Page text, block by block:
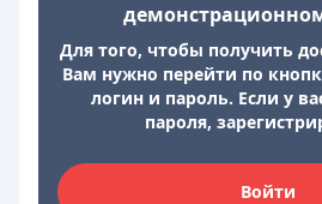
Для того, чтобы получить
Вам нужно перейти по
логин и пароль. Если у
пароля,
Войти